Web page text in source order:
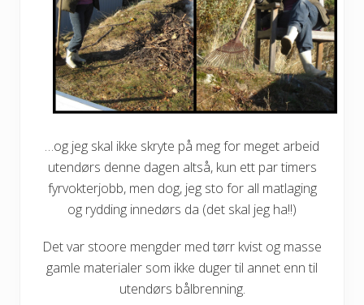
…og jeg skal ikke skryte på meg for meget arbeid
utendørs denne dagen altså, kun ett par timers
fyrvokterjobb, men dog, jeg sto for all matlaging
og rydding innedørs da (det skal jeg ha!!)
Det var stoore mengder med tørr kvist og masse
gamle materialer som ikke duger til annet enn til
utendørs bålbrenning.